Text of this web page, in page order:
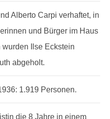
Alberto Carpi verhaftet, in
und Bürger im Haus
Ilse Eckstein
abgeholt.
1.919 Personen.
die 8 Jahre in einem